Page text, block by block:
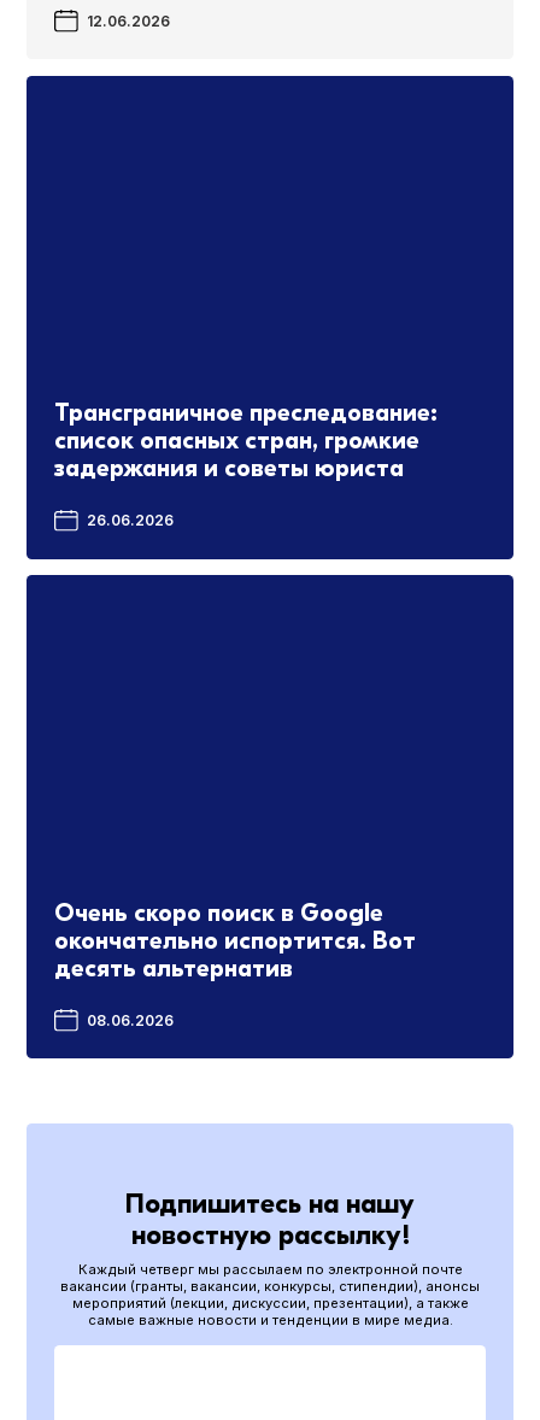
12.06.2026
Трансграничное преследование:
список опасных стран, громкие
задержания и советы юриста
26.06.2026
Очень скоро поиск в Google
окончательно испортится. Вот
десять альтернатив
08.06.2026
Подпишитесь на нашу
новостную рассылку!
Каждый четверг мы рассылаем по электронной почте
вакансии (гранты, вакансии, конкурсы, стипендии), анонсы
мероприятий (лекции, дискуссии, презентации), а также
самые важные новости и тенденции в мире медиа.